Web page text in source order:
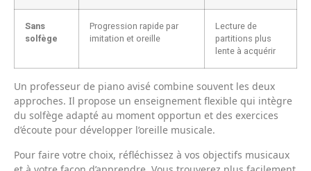
Sans
solfège
Progression rapide par
imitation et oreille
Lecture de
partitions plus
lente à acquérir
Un professeur de piano avisé combine souvent les deux
approches. Il propose un enseignement flexible qui intègre
du solfège adapté au moment opportun et des exercices
d’écoute pour développer l’oreille musicale.
Pour faire votre choix, réfléchissez à vos objectifs musicaux